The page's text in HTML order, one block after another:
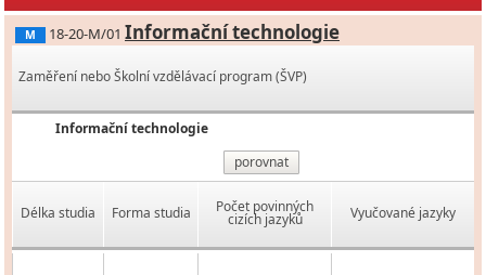
M 18-20-M/01 Informační technologie
Zaměření nebo Školní vzdělávací program (ŠVP)
Informační technologie
porovnat
Délka studia Forma studia Počet povinných
cizích jazyků Vyučované jazyky